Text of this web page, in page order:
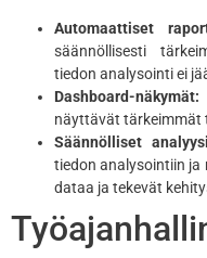
Automaattiset
säännöllisesti
tiedon analysointi ei
Dashboard-näkymät:
näyttävät tärkeimmät
Säännölliset
tiedon analysointiin
dataa ja tekevät